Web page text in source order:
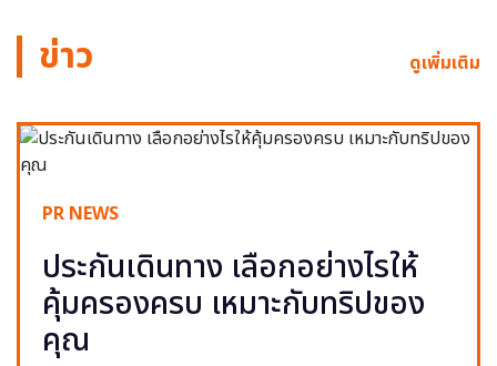
ข่าว ดูเพิ่มเติม
PR NEWS
ประกันเดินทาง เลือกอย่างไรให้
คุ้มครองครบ เหมาะกับทริปของ
คุณ